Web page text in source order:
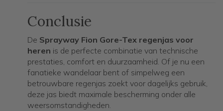
Conclusie
De Sprayway Fion Gore-Tex regenjas voor
heren is de perfecte combinatie van technische
prestaties, comfort en duurzaamheid. Of je nu een
fanatieke wandelaar bent of simpelweg een
betrouwbare regenjas zoekt voor dagelijks gebruik,
deze jas biedt maximale bescherming onder alle
weersomstandigheden.